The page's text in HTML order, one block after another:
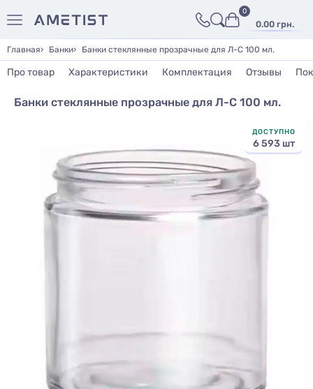
0.00 грн.
0
Главная Банки Банки стеклянные прозрачные для Л-С 100 мл.
Про товар Характеристики Комплектация Отзывы
Банки стеклянные прозрачные для Л-С 100 мл.
ДОСТУПНО
6 593 шт